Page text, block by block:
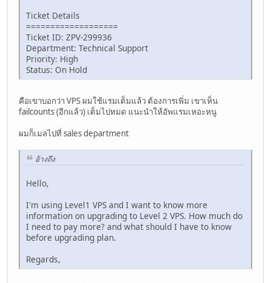
Ticket Details
===================
Ticket ID: ZPV-299936
Department: Technical Support
Priority: High
Status: On Hold
คือเขาบอกว่า VPS ผมใช้แรมเต็มแล้ว ต้องการเพิ่ม เขาเห็น
failcounts (อีกแล้ว) เต็มไปหมด แนะนำให้อัพแรมเหอะหนู
ผมก็เมลไปที่ sales department
อ้างถึง
Hello,
I'm using Level1 VPS and I want to know more
information on upgrading to Level 2 VPS. How much do
I need to pay more? and what should I have to know
before upgrading plan.
Regards,